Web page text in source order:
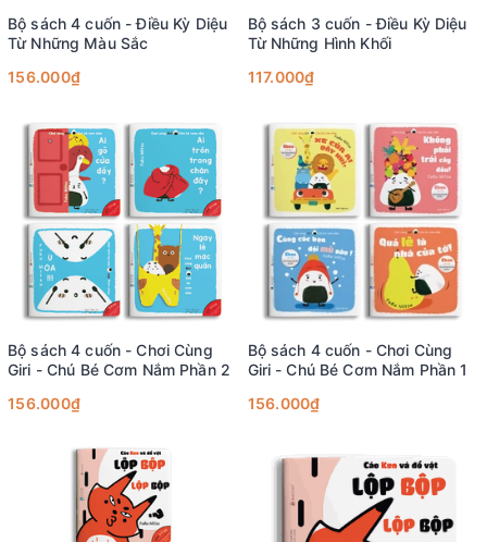
Bộ sách 4 cuốn - Điều Kỳ Diệu
Từ Những Màu Sắc
156.000₫
Bộ sách 3 cuốn - Điều Kỳ Diệu
Từ Những Hình Khối
117.000₫
Bộ sách 4 cuốn - Chơi Cùng
Giri - Chú Bé Cơm Nắm Phần 2
156.000₫
Bộ sách 4 cuốn - Chơi Cùng
Giri - Chú Bé Cơm Nắm Phần 1
156.000₫